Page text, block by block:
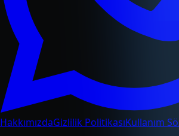
HakkımızdaGizlilik PolitikasıKullanım